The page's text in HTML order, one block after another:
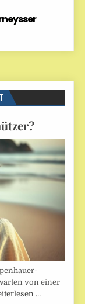
von einer
…